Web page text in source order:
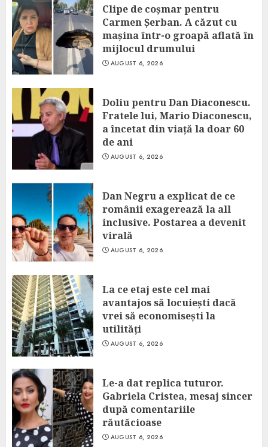
Clipe de coșmar pentru
Carmen Șerban. A căzut cu
mașina într-o groapă aflată în
mijlocul drumului
AUGUST 6, 2026
Doliu pentru Dan Diaconescu.
Fratele lui, Mario Diaconescu,
a încetat din viață la doar 60
de ani
AUGUST 6, 2026
Dan Negru a explicat de ce
românii exagerează la all
inclusive. Postarea a devenit
virală
AUGUST 6, 2026
La ce etaj este cel mai
avantajos să locuiești dacă
vrei să economisești la
utilități
AUGUST 6, 2026
Le-a dat replica tuturor.
Gabriela Cristea, mesaj sincer
după comentariile
răutăcioase
AUGUST 6, 2026